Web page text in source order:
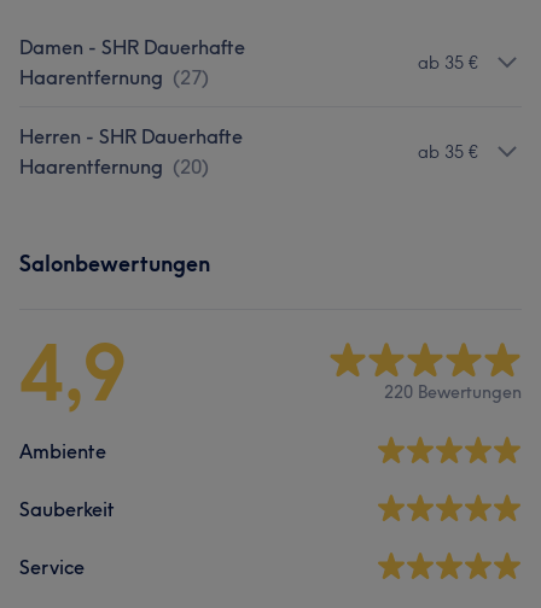
Damen - SHR Dauerhafte
Haarentfernung (27)
ab 35 €
Herren - SHR Dauerhafte
Haarentfernung (20)
ab 35 €
Salonbewertungen
4,9 220 Bewertungen
Ambiente
Sauberkeit
Service